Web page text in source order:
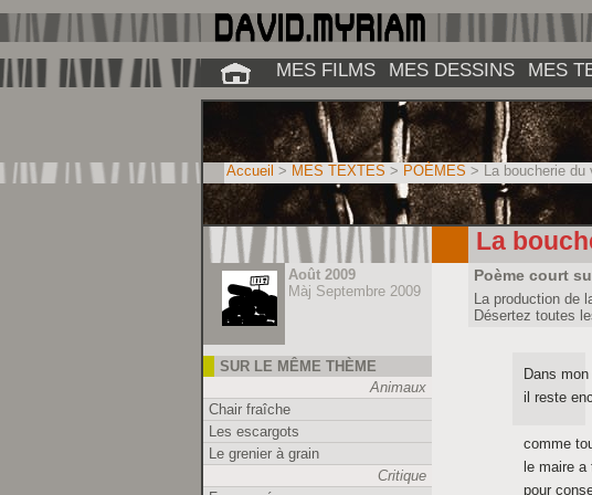
Août 2009
Màj Septembre 2009
SUR LE MÊME THÈME
Animaux
Chair fraîche
Les escargots
Le grenier à grain
Critique
La
Poème court
La production de
Désertez toutes
Dans
il reste
comme
le maire
pour
Accueil > MES TEXTES > POÈMES > La boucherie du
MES FILMS MES DESSINS MES